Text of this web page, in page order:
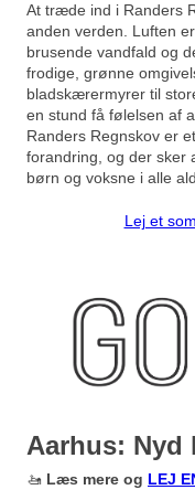
At træde ind i Randers
anden verden. Luften
brusende vandfald og
frodige, grønne
bladskærermyrer til
en stund få følelsen af
Randers Regnskov er
forandring, og der sker
børn og voksne i alle
Lej et
Aarhus: Nyd
🚤 Læs mere og LEJ